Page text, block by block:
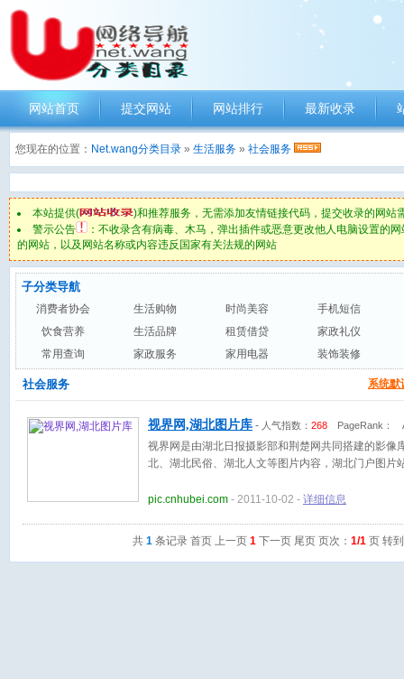
网站首页 提交网站 网站排行 最新收录
您现在的位置： Net.wang分类目录 » 生活服务 » 社会服务
本站提供(
)和推荐服务，无需添加友情链接代码，提交收录的网
警示公告
：不收录含有病毒、木马，弹出插件或恶意更改他人电脑设置的
的网站，以及网站名称或内容违反国家有关法规的网站
子分类导航
消费者协会 生活购物 时尚美容
手机短信
饮食营养
生活品牌 租赁借贷
家政礼仪
常用查询
家政服务 家用电器 装饰装修
系统默
社会服务
视界网,湖北图片库 - 人气指数： 268 PageRank：
视界网是由湖北日报摄影部和荆楚网共同搭建的影像
北、湖北民俗、湖北人文等图片内容，湖北门户图片
pic.cnhubei.com - 2011-10-02 - 详细信息
共 1 条记录 首页 上一页 1 下一页 尾页 页次： 1/1 页 转